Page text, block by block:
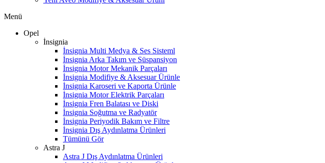
Menü
Opel
İnsignia
İnsignia Multi Medya & Ses Sisteml
İnsignia Arka Takım ve Süspansiyon
İnsignia Motor Mekanik Parçaları
İnsignia Modifiye & Aksesuar Ürünle
İnsignia Karoseri ve Kaporta Ürünle
İnsignia Motor Elektrik Parçaları
İnsignia Fren Balatası ve Diski
İnsignia Soğutma ve Radyatör
İnsignia Periyodik Bakım ve Filtre
İnsignia Dış Aydınlatma Ürünleri
Tümünü Gör
Astra J
Astra J Dış Aydınlatma Ürünleri